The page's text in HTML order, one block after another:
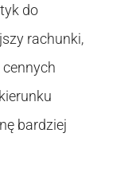
do
rachunki,
bardziej